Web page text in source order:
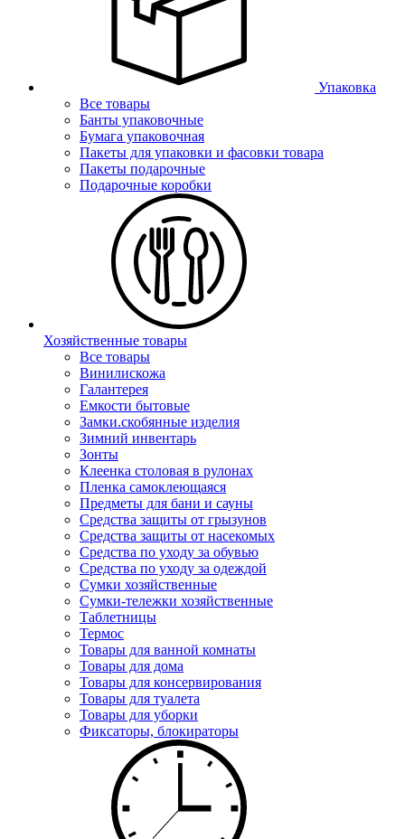
Упаковка
Все товары
Банты упаковочные
Бумага упаковочная
Пакеты для упаковки и фасовки товара
Пакеты подарочные
Подарочные коробки
Хозяйственные товары
Все товары
Винилискожа
Галантерея
Емкости бытовые
Замки.скобянные изделия
Зимний инвентарь
Зонты
Клеенка столовая в рулонах
Пленка самоклеющаяся
Предметы для бани и сауны
Средства защиты от грызунов
Средства защиты от насекомых
Средства по уходу за обувью
Средства по уходу за одеждой
Сумки хозяйственные
Сумки-тележки хозяйственные
Таблетницы
Термос
Товары для ванной комнаты
Товары для дома
Товары для консервирования
Товары для туалета
Товары для уборки
Фиксаторы, блокираторы